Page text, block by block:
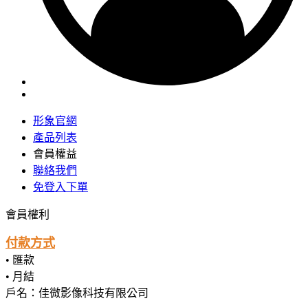
形象官網
產品列表
會員權益
聯絡我們
免登入下單
會員權利
付款方式
• 匯款
• 月結
戶名：佳微影像科技有限公司